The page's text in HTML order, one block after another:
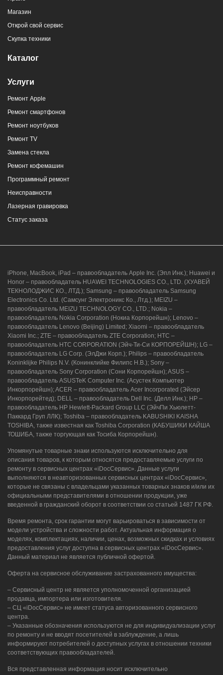
Магазин
Открой свой сервис
Скупка техники
Каталог
Услуги
Ремонт Apple
Ремонт смартфонов
Ремонт ноутбуков
Ремонт TV
Замена стекла
Ремонт кофемашин
Программный ремонт
Неисправности
Лазерная гравировка
Статус заказа
iPhone, MacBook, iPad – правообладатель Apple Inc. (Эпл Инк.); Huawei и
Honor – правообладатель HUAWEI TECHNOLOGIES CO., LTD. (ХУАВЕЙ
ТЕКНОЛОДЖИС КО., ЛТД.); Samsung – правообладатель Samsung
Electronics Co. Ltd. (Самсунг Электроникс Ко., Лтд.); MEIZU –
правообладатель MEIZU TECHNOLOGY CO., LTD.; Nokia –
правообладатель Nokia Corporation (Нокиа Корпорейшн); Lenovo –
правообладатель Lenovo (Beijing) Limited; Xiaomi – правообладатель
Xiaomi Inc.; ZTE – правообладатель ZTE Corporation; HTC –
правообладатель HTC CORPORATION (Эйч-Ти-Си КОРПОРЕЙШН); LG –
правообладатель LG Corp. (ЭлДжи Корп.); Philips – правообладатель
Koninklijke Philips N.V. (Конинклийке Филипс Н.В.); Sony –
правообладатель Sony Corporation (Сони Корпорейшн); ASUS –
правообладатель ASUSTeK Computer Inc. (Асустек Компьютер
Инкорпорейшн); ACER – правообладатель Acer Incorporated (Эйсер
Инкорпорейтед); DELL – правообладатель Dell Inc. (Делл Инк.); HP –
правообладатель HP Hewlett-Packard Group LLC (ЭйчПи Хьюлетт-
Паккард Груп ЛЛК); Toshiba – правообладатель KABUSHIKI KAISHA
TOSHIBA, также известная как Toshiba Corporation (КАБУШИКИ КАЙША
ТОШИБА, также торгующая как Тосиба Корпорейшн).
Упомянутые товарные знаки используются исключительно для
описания товаров, к которым относятся предоставляемые услуги по
ремонту в сервисных центрах «iDocСервис». Данные услуги
выполняются в неавторизованных сервисных центрах «iDocСервис»,
которые не связаны с владельцами указанных товарных знаков и/или их
официальными представителями в отношении продукции, уже
введенной в гражданский оборот в соответствии со статьей 1487 ГК РФ.
Время ремонта, срок гарантии могут варьироваться в зависимости от
модели устройства и сложности работ. Актуальная информация о
моделях, комплектациях, наличии, ценах, возможных скидках и условиях
предоставления услуг доступна в сервисных центрах «iDocСервис».
Данный материал не является публичной офертой.
Оферта на сервисное обслуживание застрахованного имущества:
– Сервисный центр не является уполномоченной организацией
продавца, импортера или изготовителя.
– СЦ «iDocСервис» не имеет статуса авторизованного сервисного
центра.
– Указанные обозначения используются не для индивидуализации услуг
по ремонту и не вводят посетителей в заблуждение, а лишь
информируют потребителей о доступных услугах в отношении техники
соответствующих правообладателей.
Вся представленная информация носит исключительно